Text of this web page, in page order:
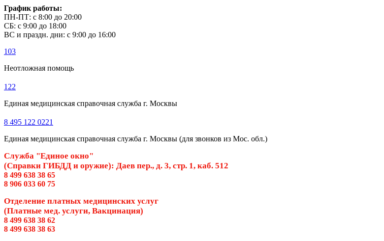
График работы:
ПН-ПТ: с 8:00 до 20:00
СБ: с 9:00 до 18:00
ВС и праздн. дни: с 9:00 до 16:00
103
Неотложная помощь
122
Единая медицинская справочная служба г. Москвы
8 495 122 0221
Единая медицинская справочная служба г. Москвы (для звонков из Мос. обл.)
Служба "Единое окно"
(Справки ГИБДД и оружие): Даев пер., д. 3, стр. 1, каб. 512
8 499 638 38 65
8 906 033 60 75
Отделение платных медицинских услуг
(Платные мед. услуги, Вакцинация)
8 499 638 38 62
8 499 638 38 63